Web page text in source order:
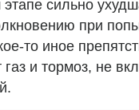
сильно
при
то иное
и тормоз, не